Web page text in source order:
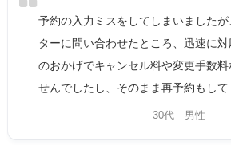
予約の入力ミスをしてしまいました
ターに問い合わせたところ、迅速に
のおかげでキャンセル料や変更手数料
せんでしたし、そのまま再予約もして
30代 男性